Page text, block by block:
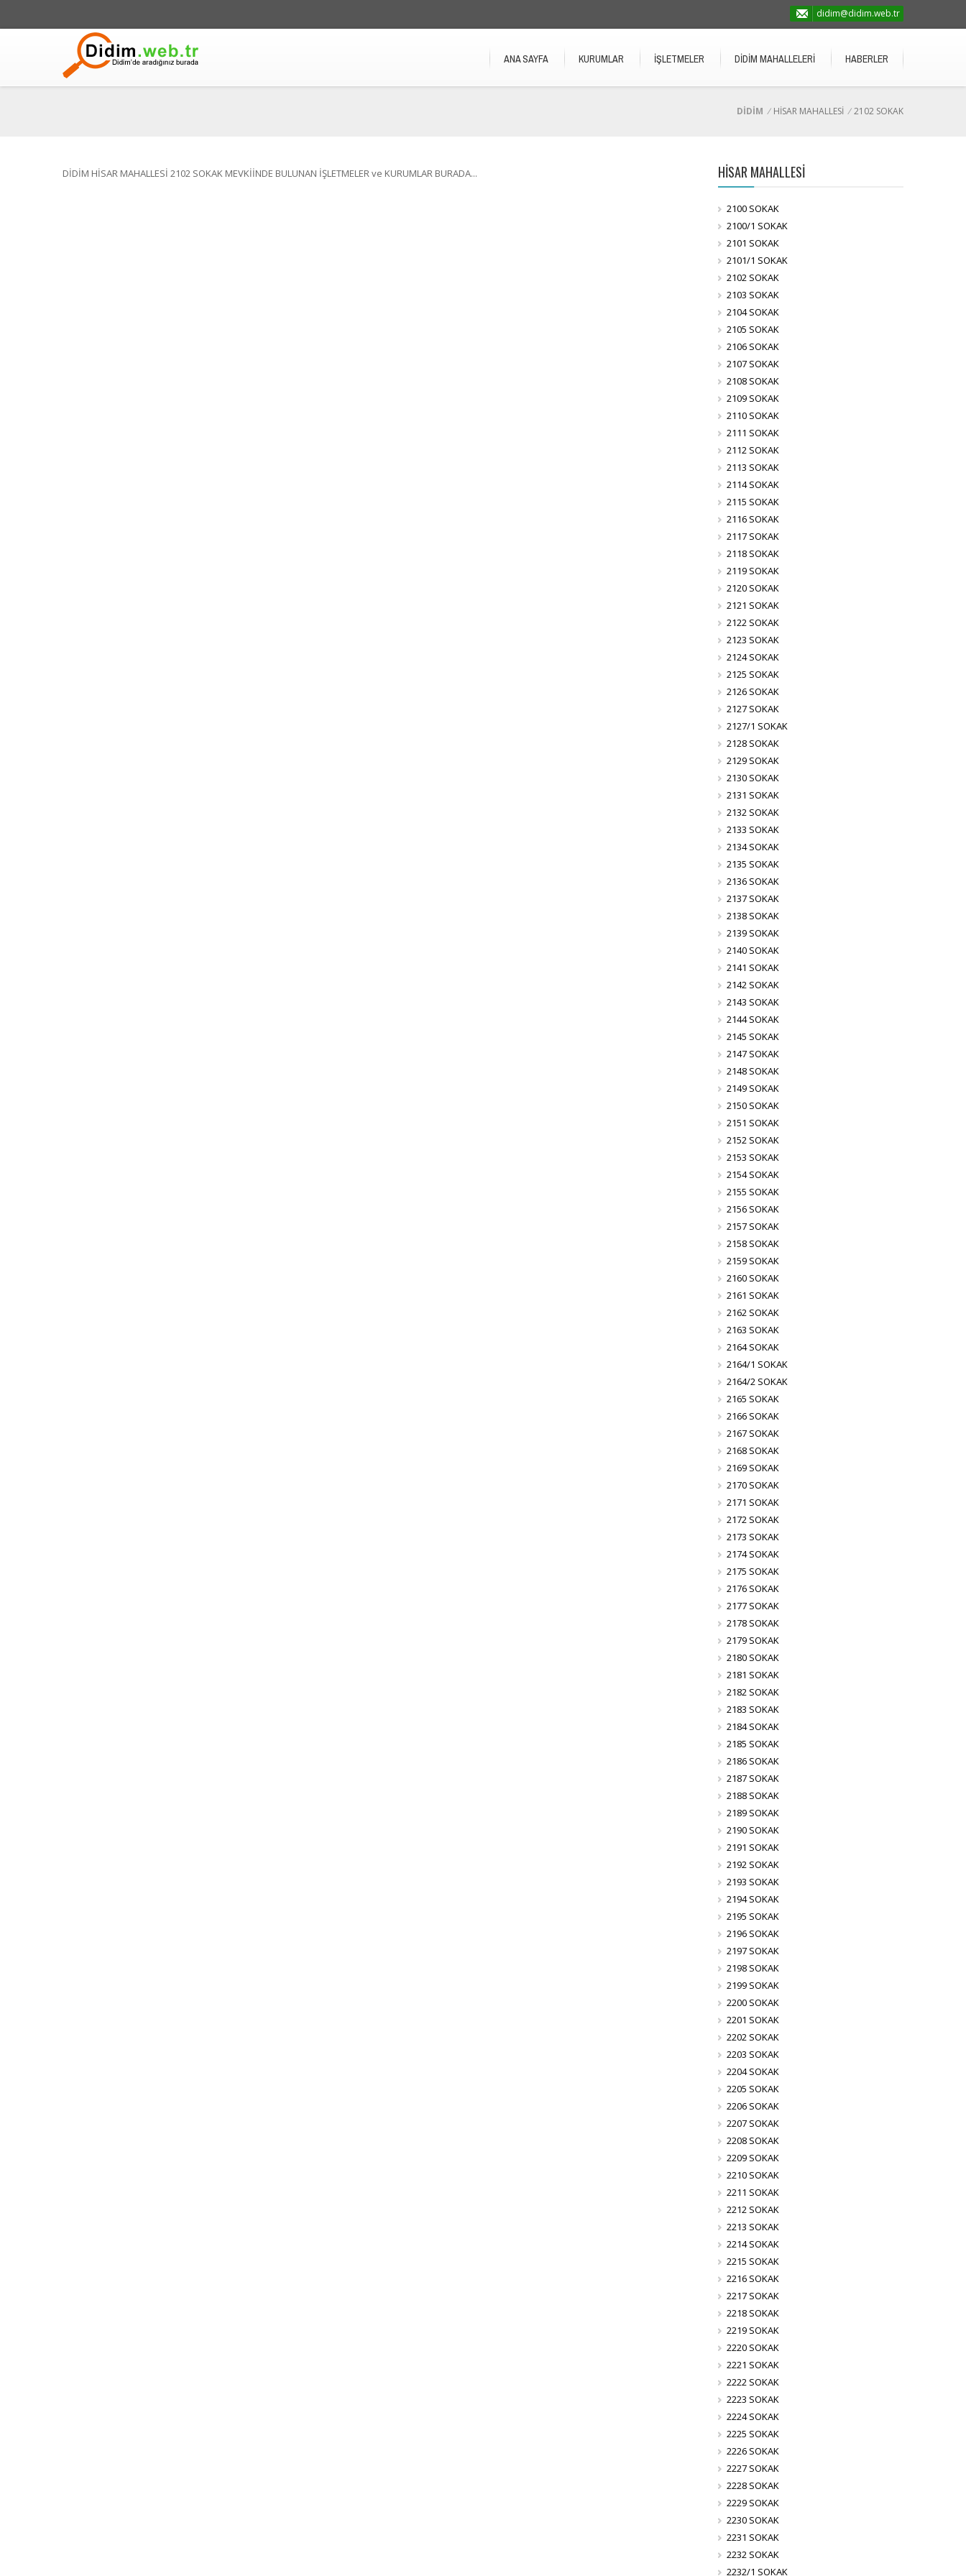
didim@didim.web.tr
ANA SAYFA KURUMLAR İŞLETMELER DİDİM MAHALLELERİ HABERLER
DİDİM / HİSAR MAHALLESİ /2102 SOKAK
DİDİM HİSAR MAHALLESİ 2102 SOKAK MEVKİİNDE BULUNAN İŞLETMELER ve KURUMLAR BURADA... HİSAR MAHALLESİ
2100 SOKAK
2100/1 SOKAK
2101 SOKAK
2101/1 SOKAK
2102 SOKAK
2103 SOKAK
2104 SOKAK
2105 SOKAK
2106 SOKAK
2107 SOKAK
2108 SOKAK
2109 SOKAK
2110 SOKAK
2111 SOKAK
2112 SOKAK
2113 SOKAK
2114 SOKAK
2115 SOKAK
2116 SOKAK
2117 SOKAK
2118 SOKAK
2119 SOKAK
2120 SOKAK
2121 SOKAK
2122 SOKAK
2123 SOKAK
2124 SOKAK
2125 SOKAK
2126 SOKAK
2127 SOKAK
2127/1 SOKAK
2128 SOKAK
2129 SOKAK
2130 SOKAK
2131 SOKAK
2132 SOKAK
2133 SOKAK
2134 SOKAK
2135 SOKAK
2136 SOKAK
2137 SOKAK
2138 SOKAK
2139 SOKAK
2140 SOKAK
2141 SOKAK
2142 SOKAK
2143 SOKAK
2144 SOKAK
2145 SOKAK
2147 SOKAK
2148 SOKAK
2149 SOKAK
2150 SOKAK
2151 SOKAK
2152 SOKAK
2153 SOKAK
2154 SOKAK
2155 SOKAK
2156 SOKAK
2157 SOKAK
2158 SOKAK
2159 SOKAK
2160 SOKAK
2161 SOKAK
2162 SOKAK
2163 SOKAK
2164 SOKAK
2164/1 SOKAK
2164/2 SOKAK
2165 SOKAK
2166 SOKAK
2167 SOKAK
2168 SOKAK
2169 SOKAK
2170 SOKAK
2171 SOKAK
2172 SOKAK
2173 SOKAK
2174 SOKAK
2175 SOKAK
2176 SOKAK
2177 SOKAK
2178 SOKAK
2179 SOKAK
2180 SOKAK
2181 SOKAK
2182 SOKAK
2183 SOKAK
2184 SOKAK
2185 SOKAK
2186 SOKAK
2187 SOKAK
2188 SOKAK
2189 SOKAK
2190 SOKAK
2191 SOKAK
2192 SOKAK
2193 SOKAK
2194 SOKAK
2195 SOKAK
2196 SOKAK
2197 SOKAK
2198 SOKAK
2199 SOKAK
2200 SOKAK
2201 SOKAK
2202 SOKAK
2203 SOKAK
2204 SOKAK
2205 SOKAK
2206 SOKAK
2207 SOKAK
2208 SOKAK
2209 SOKAK
2210 SOKAK
2211 SOKAK
2212 SOKAK
2213 SOKAK
2214 SOKAK
2215 SOKAK
2216 SOKAK
2217 SOKAK
2218 SOKAK
2219 SOKAK
2220 SOKAK
2221 SOKAK
2222 SOKAK
2223 SOKAK
2224 SOKAK
2225 SOKAK
2226 SOKAK
2227 SOKAK
2228 SOKAK
2229 SOKAK
2230 SOKAK
2231 SOKAK
2232 SOKAK
2232/1 SOKAK